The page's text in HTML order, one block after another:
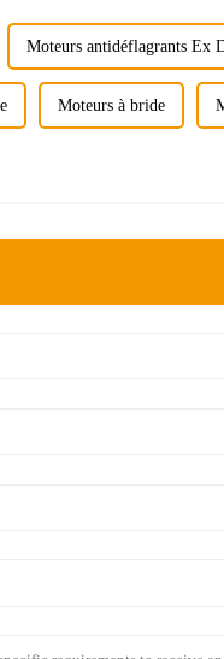
Moteurs antidéflagrants Ex
Moteurs à bride